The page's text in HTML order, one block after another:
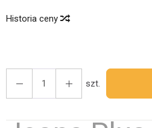
Historia ceny
szt.